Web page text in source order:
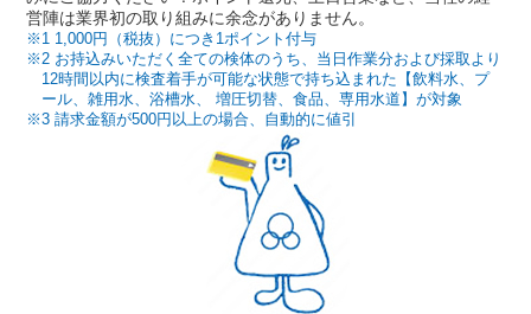
営陣は業界初の取り組みに余念がありません。
1 1,000円（税抜）につき1ポイント付与
2 お持込みいただく全ての検体のうち、当日作業分および採取より
12時間以内に検査着手が可能な状態で持ち込まれた【飲料水、プ
ール、雑用水、浴槽水、 増圧切替、食品、専用水道】が対象
3 請求金額が500円以上の場合、自動的に値引